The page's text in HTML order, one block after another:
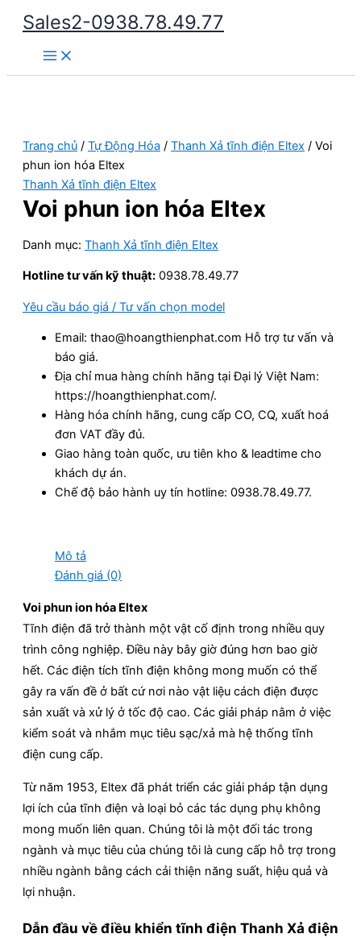
Nhảy
dung
Sales2-0938.78.49.77
Main
Menu
Trang chủ / Tự Động Hóa / Thanh Xả tĩnh điện Eltex / Voi
phun ion hóa Eltex
Thanh Xả tĩnh điện Eltex
Voi phun ion hóa Eltex
Danh mục: Thanh Xả tĩnh điện Eltex
Hotline tư vấn kỹ thuật: 0938.78.49.77
Yêu cầu báo giá / Tư vấn chọn model
Email: thao@hoangthienphat.com Hỗ trợ tư vấn và
báo giá.
Địa chỉ mua hàng chính hãng tại Đại lý Việt Nam:
https://hoangthienphat.com/.
Hàng hóa chính hãng, cung cấp CO, CQ, xuất hoá
đơn VAT đầy đủ.
Giao hàng toàn quốc, ưu tiên kho & leadtime cho
khách dự án.
Chế độ bảo hành uy tín hotline: 0938.78.49.77.
Mô tả
Đánh giá (0)
Voi phun ion hóa Eltex
Tĩnh điện đã trở thành một vật cố định trong nhiều quy
trình công nghiệp. Điều này bây giờ đúng hơn bao giờ
hết. Các điện tích tĩnh điện không mong muốn có thể
gây ra vấn đề ở bất cứ nơi nào vật liệu cách điện được
sản xuất và xử lý ở tốc độ cao. Các giải pháp nằm ở việc
kiểm soát và nhắm mục tiêu sạc/xả mà hệ thống tĩnh
điện cung cấp.
Từ năm 1953, Eltex đã phát triển các giải pháp tận dụng
lợi ích của tĩnh điện và loại bỏ các tác dụng phụ không
mong muốn liên quan. Chúng tôi là một đối tác trong
ngành và mục tiêu của chúng tôi là cung cấp hỗ trợ trong
nhiều ngành bằng cách cải thiện năng suất, hiệu quả và
lợi nhuận.
Dẫn đầu về điều khiển tĩnh điện Thanh Xả điện